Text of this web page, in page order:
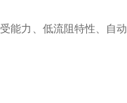
能力、低流阻特性、自